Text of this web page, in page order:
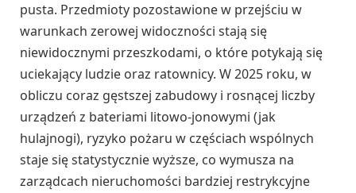
pusta. Przedmioty pozostawione w przejściu w
warunkach zerowej widoczności stają się
niewidocznymi przeszkodami, o które potykają się
uciekający ludzie oraz ratownicy. W 2025 roku, w
obliczu coraz gęstszej zabudowy i rosnącej liczby
urządzeń z bateriami litowo-jonowymi (jak
hulajnogi), ryzyko pożaru w częściach wspólnych
staje się statystycznie wyższe, co wymusza na
zarządcach nieruchomości bardziej restrykcyjne